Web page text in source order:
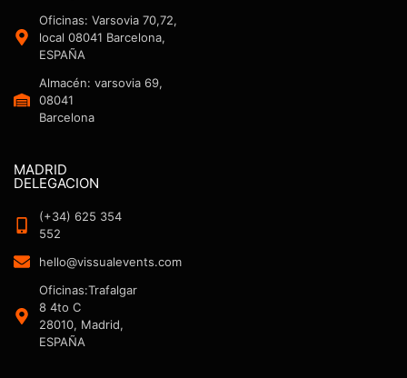
Oficinas: Varsovia 70,72,
local 08041 Barcelona,
ESPAÑA
Almacén: varsovia 69,
08041
Barcelona
MADRID
DELEGACION
(+34) 625 354
552
hello@vissualevents.com
Oficinas:Trafalgar
8 4to C
28010, Madrid,
ESPAÑA